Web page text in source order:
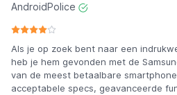
AndroidPolice
Als je op zoek bent naar een
heb je hem gevonden met de
van de meest betaalbare
acceptabele specs, geavanceerde